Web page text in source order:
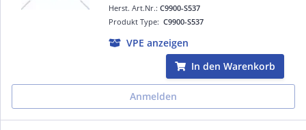
Produkt Type:C9900-S537
Herst. Art.Nr.:C9900-S537
VPE anzeigen
In den Warenkorb
Anmelden